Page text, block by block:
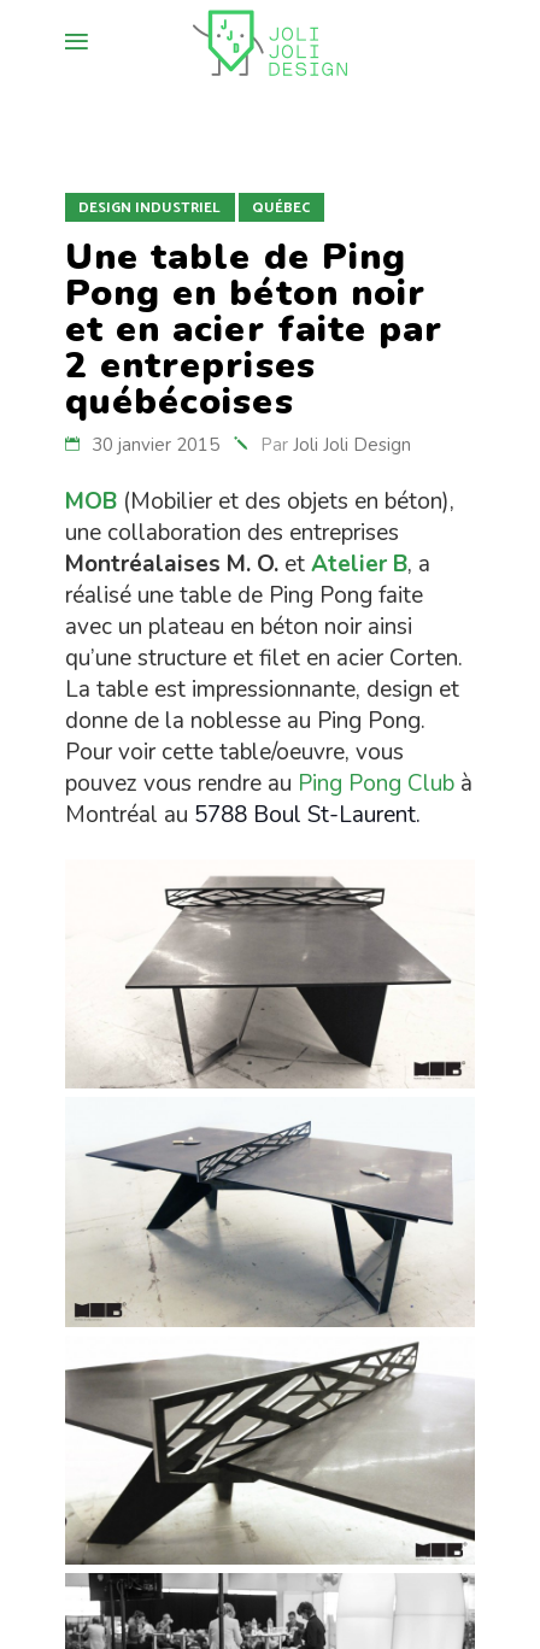
DESIGN INDUSTRIEL QUÉBEC
Une table de Ping
Pong en béton noir
et en acier faite par
2 entreprises
québécoises
30 janvier 2015 Par Joli Joli Design
MOB (Mobilier et des objets en béton),
une collaboration des entreprises
Montréalaises M. O. etAtelier B, a
réalisé une table de Ping Pong faite
avec un plateau en béton noir ainsi
qu’une structure et filet en acier Corten.
La table est impressionnante, design et
donne de la noblesse au Ping Pong.
Pour voir cette table/oeuvre, vous
pouvez vous rendre au Ping Pong Club à
Montréal au 5788 Boul St-Laurent.